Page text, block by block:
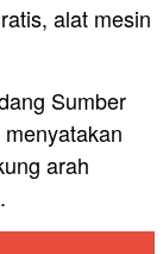
alat mesin
Sumber
arah